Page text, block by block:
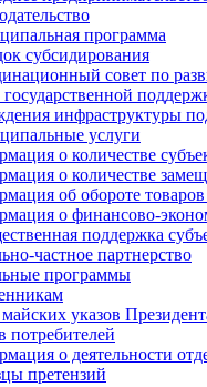
программа
субсидирования
совет по
инфраструктуры
услуги
о количестве
о количестве
об обороте
о финансово-
поддержка
частное партнерство
программы
майских указов
потребителей
о деятельности
претензий